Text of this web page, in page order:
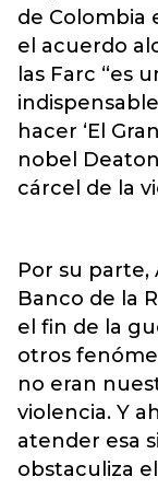
de Colombia
el acuerdo
las Farc “es
hacer ‘El
nobel
cárcel de la
Por su parte,
Banco de la
el fin de la
otros
no eran
violencia. Y
atender esa
obstaculiza